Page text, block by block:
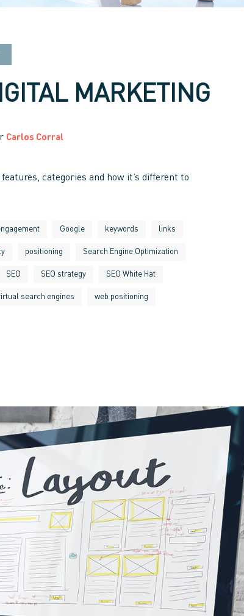
MARKETING
Carlos Corral
categories and how it’s different to
Google keywords links
positioning Search Engine Optimization
SEO SEO strategy SEO White Hat
search engines web positioning